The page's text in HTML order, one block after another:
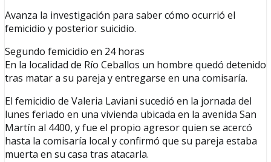
Avanza la investigación para saber cómo ocurrió el
femicidio y posterior suicidio.
Segundo femicidio en 24 horas
En la localidad de Río Ceballos un hombre quedó detenido
tras matar a su pareja y entregarse en una comisaría.
El femicidio de Valeria Laviani sucedió en la jornada del
lunes feriado en una vivienda ubicada en la avenida San
Martín al 4400, y fue el propio agresor quien se acercó
hasta la comisaría local y confirmó que su pareja estaba
muerta en su casa tras atacarla.